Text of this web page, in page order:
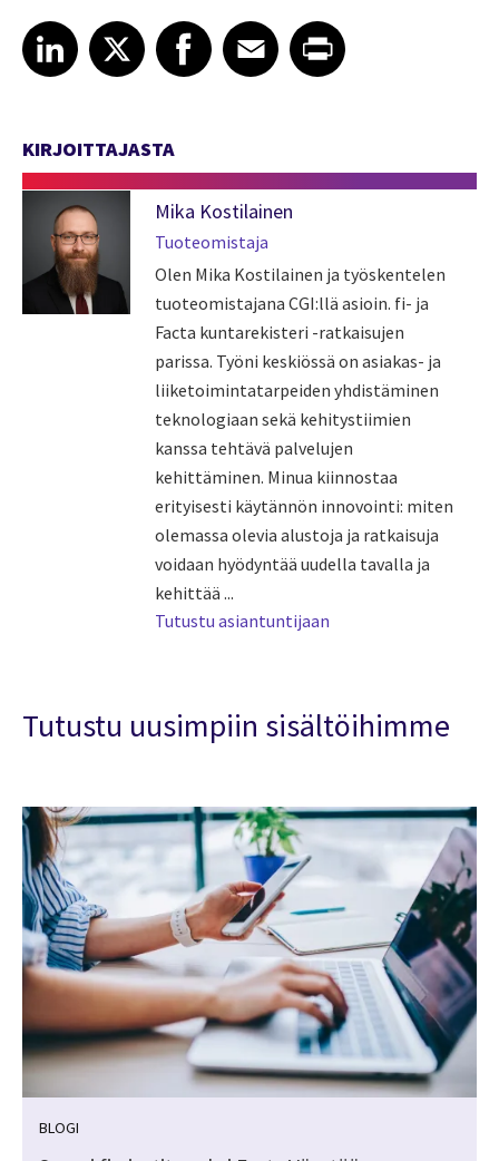
Share article on LinkedIn
LinkedIn
Share article on XShare article on Facebook
Facebook
Share article on Email
EmailShare article on Print
KIRJOITTAJASTA
Mika Kostilainen
Tuoteomistaja
Olen Mika Kostilainen ja työskentelen
tuoteomistajana CGI:llä asioin. fi- ja
Facta kuntarekisteri -ratkaisujen
parissa. Työni keskiössä on asiakas- ja
liiketoimintatarpeiden yhdistäminen
teknologiaan sekä kehitystiimien
kanssa tehtävä palvelujen
kehittäminen. Minua kiinnostaa
erityisesti käytännön innovointi: miten
olemassa olevia alustoja ja ratkaisuja
voidaan hyödyntää uudella tavalla ja
kehittää ...
Tutustu asiantuntijaan
Tutustu uusimpiin sisältöihimme
BLOGI